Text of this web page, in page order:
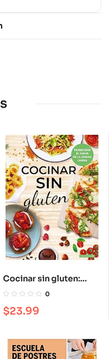
Cocinar sin gluten:
Redescubre el sabor de
0
$23.99